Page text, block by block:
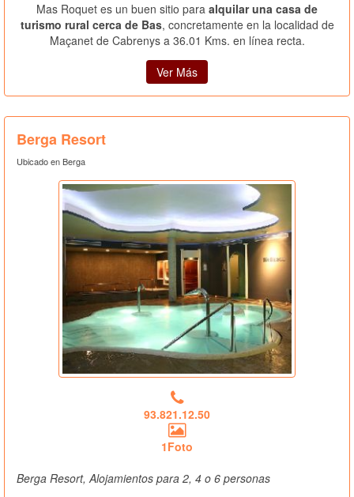
Mas Roquet es un buen sitio para alquilar una casa de
turismo rural cerca de Bas, concretamente en la localidad de
Maçanet de Cabrenys a 36.01 Kms. en línea recta.
Ver Más
Berga Resort
Ubicado en Berga
93.821.12.50
1Foto
Berga Resort, Alojamientos para 2, 4 o 6 personas